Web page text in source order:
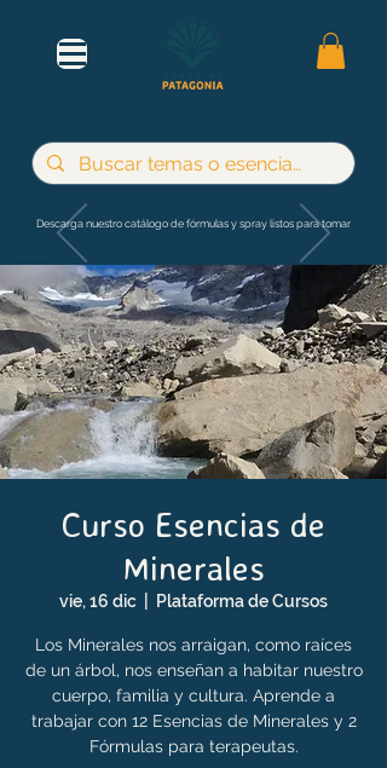
Descarga nuestro catálogo de fórmulas y spray listos para tomar
Curso Esencias de
Minerales
vie, 16 dic Plataforma de Cursos
Los Minerales nos arraigan, como raíces
de un árbol, nos enseñan a habitar nuestro
cuerpo, familia y cultura. Aprende a
trabajar con 12 Esencias de Minerales y 2
Fórmulas para terapeutas.